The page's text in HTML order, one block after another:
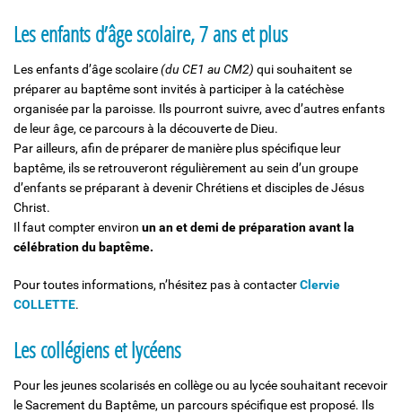
Les enfants d’âge scolaire, 7 ans et plus
Les enfants d’âge scolaire(du CE1 au CM2) qui souhaitent se
préparer au baptême sont invités à participer à la catéchèse
organisée par la paroisse. Ils pourront suivre, avec d’autres enfants
de leur âge, ce parcours à la découverte de Dieu.
Par ailleurs, afin de préparer de manière plus spécifique leur
baptême, ils se retrouveront régulièrement au sein d’un groupe
d’enfants se préparant à devenir Chrétiens et disciples de Jésus
Christ.
Il faut compter environ un an et demi de préparation avant la
célébration du baptême.
Pour toutes informations, n’hésitez pas à contacterClervie
COLLETTE.
Les collégiens et lycéens
Pour les jeunes scolarisés en collège ou au lycée souhaitant recevoir
le Sacrement du Baptême, un parcours spécifique est proposé. Ils